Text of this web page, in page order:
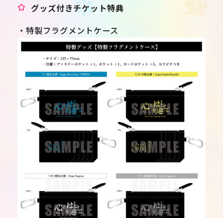
グッズ付きチケット特典
・特製フラグメントケース